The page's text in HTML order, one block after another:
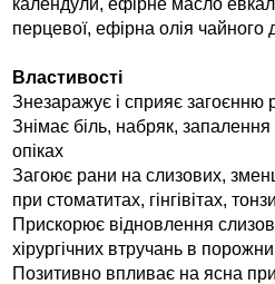
календули, ефірне масло
перцевої, ефірна олія
Властивості
Знезаражує і сприяє загоєнню
Знімає біль, набряк,
опіках
Загоює рани на слизових,
при стоматитах, гінгівітах,
Прискорює відновлення
хірургічних втручань в
Позитивно впливає на ясна